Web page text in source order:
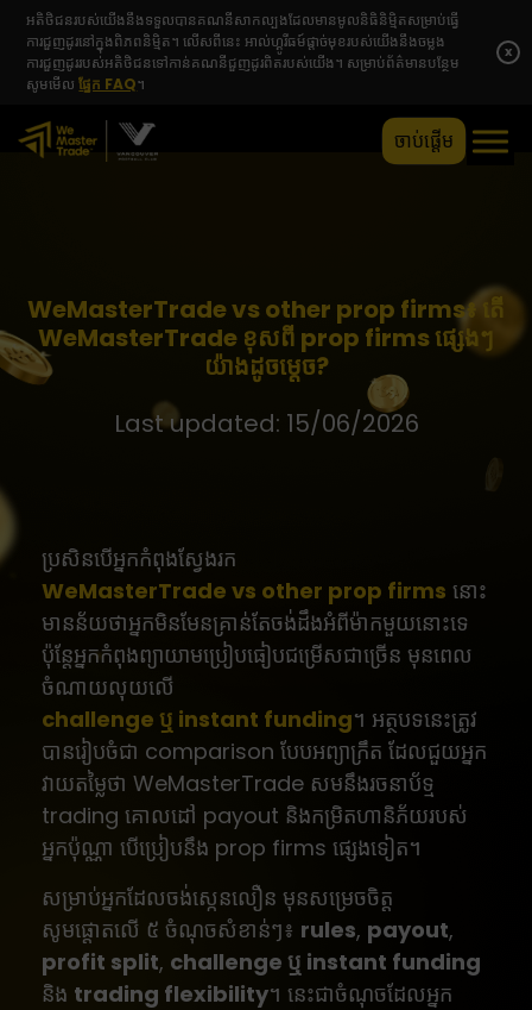
អតិថិជនរបស់យើងនឹងទទួលបានគណនីសាកល្បងដែលមានមូលនិធិនិម្មិតសម្រាប់ធ្វើ
ការជួញដូរនៅក្នុងពិភពនិម្មិត។ លើសពីនេះ អាល់ហ្គូរីធម៍ផ្តាច់មុខរបស់យើងនឹងចម្លង
ការជួញដូររបស់អតិថិជនទៅកាន់គណនីជួញដូរពិតរបស់យើង។ សម្រាប់ព័ត៌មានបន្ថែម
សូមមើលផ្នែក FAQ។
x
ចាប់ផ្តើម
WeMasterTrade vs other prop firms៖ តើ
WeMasterTrade ខុសពី prop firms ផ្សេងៗ
យ៉ាងដូចម្តេច?
Last updated: 15/06/2026
ប្រសិនបើអ្នកកំពុងស្វែងរក
WeMasterTrade vs other prop firms នោះ
មានន័យថាអ្នកមិនមែនគ្រាន់តែចង់ដឹងអំពីម៉ាកមួយនោះទេ
ប៉ុន្តែអ្នកកំពុងព្យាយាមប្រៀបធៀបជម្រើសជាច្រើន មុនពេល
ចំណាយលុយលើ
challenge ឬ instant funding។ អត្ថបទនេះត្រូវ
បានរៀបចំជា comparison បែបអព្យាក្រឹត ដែលជួយអ្នក
វាយតម្លៃថា WeMasterTrade សមនឹងរចនាប័ទ្ម
trading គោលដៅ payout និងកម្រិតហានិភ័យរបស់
អ្នកប៉ុណ្ណា បើប្រៀបនឹង prop firms ផ្សេងទៀត។
សម្រាប់អ្នកដែលចង់ស្កេនលឿន មុនសម្រេចចិត្ត
សូមផ្តោតលើ ៥ ចំណុចសំខាន់ៗ៖ rules, payout,
profit split, challenge ឬ instant funding
និង trading flexibility។ នេះជាចំណុចដែលអ្នក